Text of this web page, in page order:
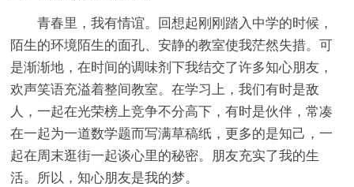
青春里，我有情谊。回想起刚刚踏入中学的时候，
陌生的环境陌生的面孔、安静的教室使我茫然失措。可
是渐渐地，在时间的调味剂下我结交了许多知心朋友，
欢声笑语充溢着整间教室。在学习上，我们有时是敌
人，一起在光荣榜上竞争不分高下，有时是伙伴，常凑
在一起为一道数学题而写满草稿纸，更多的是知己，一
起在周末逛街一起谈心里的秘密。朋友充实了我的生
活。所以，知心朋友是我的梦。